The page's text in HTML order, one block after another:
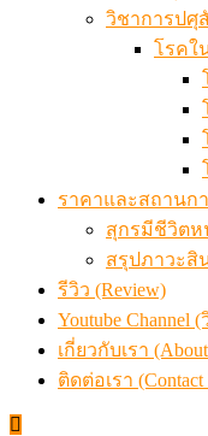
วิชาการปศุสั
โรคใ
ราคาและสถานกา
สุกรมีชีวิต
สรุปภาวะสิ
รีวิว (Review)
Youtube Channel
เกี่ยวกับเรา
ติดต่อเรา (Contact